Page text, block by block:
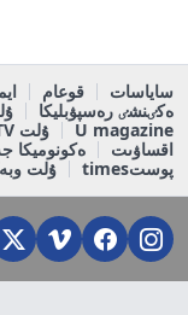
ساياسات قوعام
ەكٸنشٸ رەسپۋبليكا
U magazine
ۇلت TV
اقساۋىت
ەكونوميكا
پوستtimes
ۇلت